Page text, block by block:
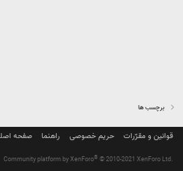
برچسب ها
قوانین و مقرّرات حریم خصوصی راهنما صفحه
Community platform by XenForo® © 2010-2021 XenForo Ltd.